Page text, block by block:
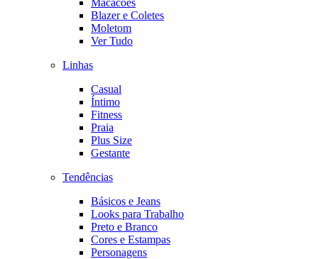
Blazer e Coletes
Moletom
Ver Tudo
Linhas
Casual
Íntimo
Fitness
Praia
Plus Size
Gestante
Tendências
Básicos e Jeans
Looks para Trabalho
Preto e Branco
Cores e Estampas
Personagens